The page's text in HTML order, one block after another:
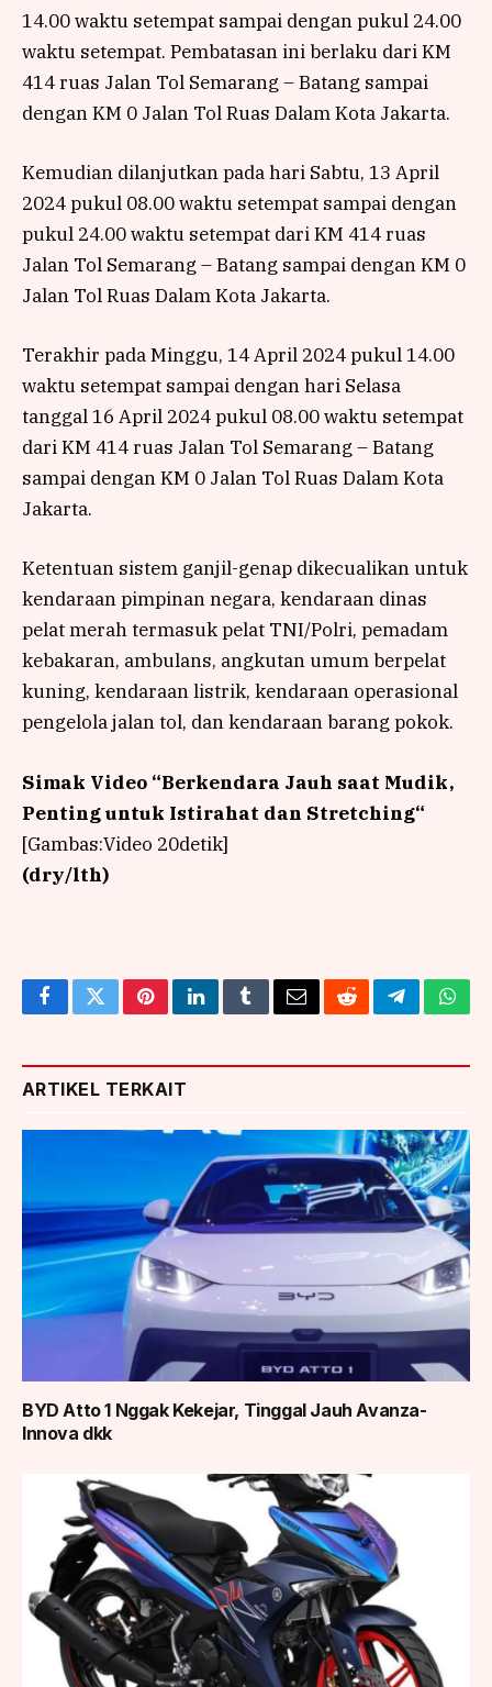
14.00 waktu setempat sampai dengan pukul 24.00
waktu setempat. Pembatasan ini berlaku dari KM
414 ruas Jalan Tol Semarang – Batang sampai
dengan KM 0 Jalan Tol Ruas Dalam Kota Jakarta.
Kemudian dilanjutkan pada hari Sabtu, 13 April
2024 pukul 08.00 waktu setempat sampai dengan
pukul 24.00 waktu setempat dari KM 414 ruas
Jalan Tol Semarang – Batang sampai dengan KM 0
Jalan Tol Ruas Dalam Kota Jakarta.
Terakhir pada Minggu, 14 April 2024 pukul 14.00
waktu setempat sampai dengan hari Selasa
tanggal 16 April 2024 pukul 08.00 waktu setempat
dari KM 414 ruas Jalan Tol Semarang – Batang
sampai dengan KM 0 Jalan Tol Ruas Dalam Kota
Jakarta.
Ketentuan sistem ganjil-genap dikecualikan untuk
kendaraan pimpinan negara, kendaraan dinas
pelat merah termasuk pelat TNI/Polri, pemadam
kebakaran, ambulans, angkutan umum berpelat
kuning, kendaraan listrik, kendaraan operasional
pengelola jalan tol, dan kendaraan barang pokok.
Simak Video “Berkendara Jauh saat Mudik,
Penting untuk Istirahat dan Stretching“
[Gambas:Video 20detik]
(dry/lth)
FacebookTwitterPinterestLinkedInTumblrEmailRedditTelegram
ARTIKEL TERKAIT
BYD Atto 1 Nggak Kekejar, Tinggal Jauh Avanza-
Innova dkk